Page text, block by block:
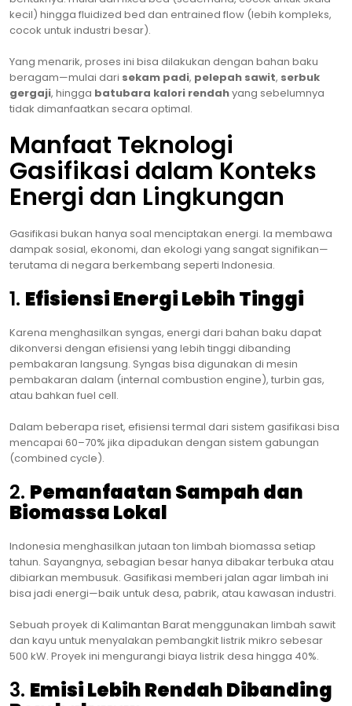
kecil) hingga fluidized bed dan entrained flow (lebih kompleks,
cocok untuk industri besar).
Yang menarik, proses ini bisa dilakukan dengan bahan baku
beragam—mulai dari sekam padi, pelepah sawit, serbuk
gergaji, hingga batubara kalori rendahyang sebelumnya
tidak dimanfaatkan secara optimal.
Manfaat Teknologi
Gasifikasi dalam Konteks
Energi dan Lingkungan
Gasifikasi bukan hanya soal menciptakan energi. Ia membawa
dampak sosial, ekonomi, dan ekologi yang sangat signifikan—
terutama di negara berkembang seperti Indonesia.
1. Efisiensi Energi Lebih Tinggi
Karena menghasilkan syngas, energi dari bahan baku dapat
dikonversi dengan efisiensi yang lebih tinggi dibanding
pembakaran langsung. Syngas bisa digunakan di mesin
pembakaran dalam (internal combustion engine), turbin gas,
atau bahkan fuel cell.
Dalam beberapa riset, efisiensi termal dari sistem gasifikasi bisa
mencapai 60–70% jika dipadukan dengan sistem gabungan
(combined cycle).
2. Pemanfaatan Sampah dan
Biomassa Lokal
Indonesia menghasilkan jutaan ton limbah biomassa setiap
tahun. Sayangnya, sebagian besar hanya dibakar terbuka atau
dibiarkan membusuk. Gasifikasi memberi jalan agar limbah ini
bisa jadi energi—baik untuk desa, pabrik, atau kawasan industri.
Sebuah proyek di Kalimantan Barat menggunakan limbah sawit
dan kayu untuk menyalakan pembangkit listrik mikro sebesar
500 kW. Proyek ini mengurangi biaya listrik desa hingga 40%.
3. Emisi Lebih Rendah Dibanding